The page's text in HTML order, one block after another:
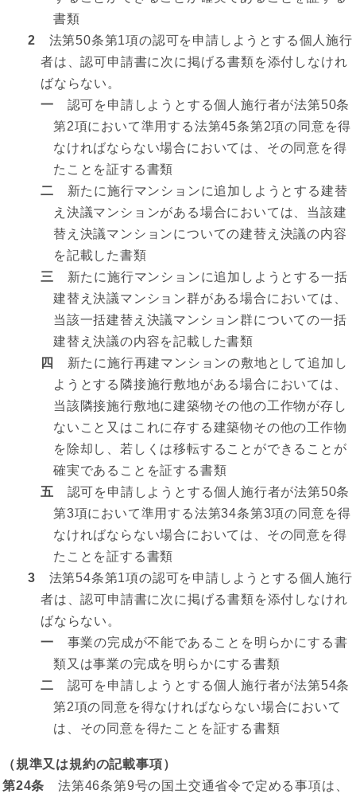
書類
2 法第50条第1項の認可を申請しようとする個人施行
者は、認可申請書に次に掲げる書類を添付しなけれ
ばならない。
一 認可を申請しようとする個人施行者が法第50条
第2項において準用する法第45条第2項の同意を得
なければならない場合においては、その同意を得
たことを証する書類
二 新たに施行マンションに追加しようとする建替
え決議マンションがある場合においては、当該建
替え決議マンションについての建替え決議の内容
を記載した書類
三
新たに施行マンションに追加しようとする一括
建替え決議マンション群がある場合においては、
当該一括建替え決議マンション群についての一括
建替え決議の内容を記載した書類
四
新たに施行再建マンションの敷地として追加し
ようとする隣接施行敷地がある場合においては、
当該隣接施行敷地に建築物その他の工作物が存し
ないこと又はこれに存する建築物その他の工作物
を除却し、若しくは移転することができることが
確実であることを証する書類
五 認可を申請しようとする個人施行者が法第50条
第3項において準用する法第34条第3項の同意を得
なければならない場合においては、その同意を得
たことを証する書類
3 法第54条第1項の認可を申請しようとする個人施行
者は、認可申請書に次に掲げる書類を添付しなけれ
ばならない。
一 事業の完成が不能であることを明らかにする書
類又は事業の完成を明らかにする書類
二 認可を申請しようとする個人施行者が法第54条
第2項の同意を得なければならない場合において
は、その同意を得たことを証する書類
（規準又は規約の記載事項）
第24条 法第46条第9号の国土交通省令で定める事項は、